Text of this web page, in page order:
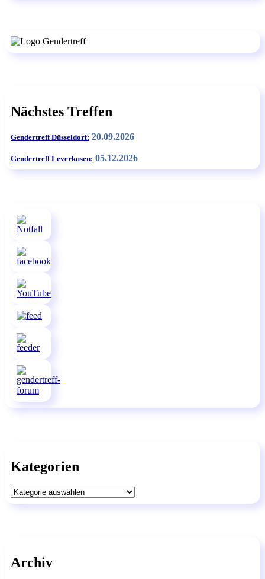
Nächstes Treffen
Gendertreff Düsseldorf: 20.09.2026
Gendertreff Leverkusen: 05.12.2026
Kategorien
Kategorien
Archiv